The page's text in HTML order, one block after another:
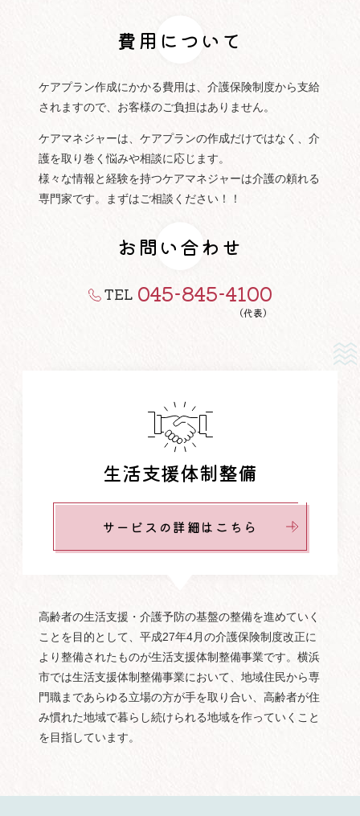
費用について
ケアプラン作成にかかる費用は、介護保険制度から支給
されますので、お客様のご負担はありません。
ケアマネジャーは、ケアプランの作成だけではなく、介
護を取り巻く悩みや相談に応じます。
様々な情報と経験を持つケアマネジャーは介護の頼れる
専門家です。まずはご相談ください！！
お問い合わせ
TEL 045-845-4100
（代表）
生活支援体制整備
サービスの詳細はこちら
高齢者の生活支援・介護予防の基盤の整備を進めていく
ことを目的として、平成27年4月の介護保険制度改正に
より整備されたものが生活支援体制整備事業です。横浜
市では生活支援体制整備事業において、地域住民から専
門職まであらゆる立場の方が手を取り合い、高齢者が住
み慣れた地域で暮らし続けられる地域を作っていくこと
を目指しています。